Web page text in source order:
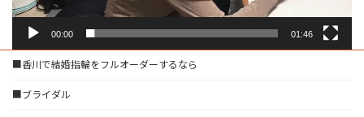
00:00 01:46
■香川で結婚指輪をフルオーダーするなら
■ブライダル